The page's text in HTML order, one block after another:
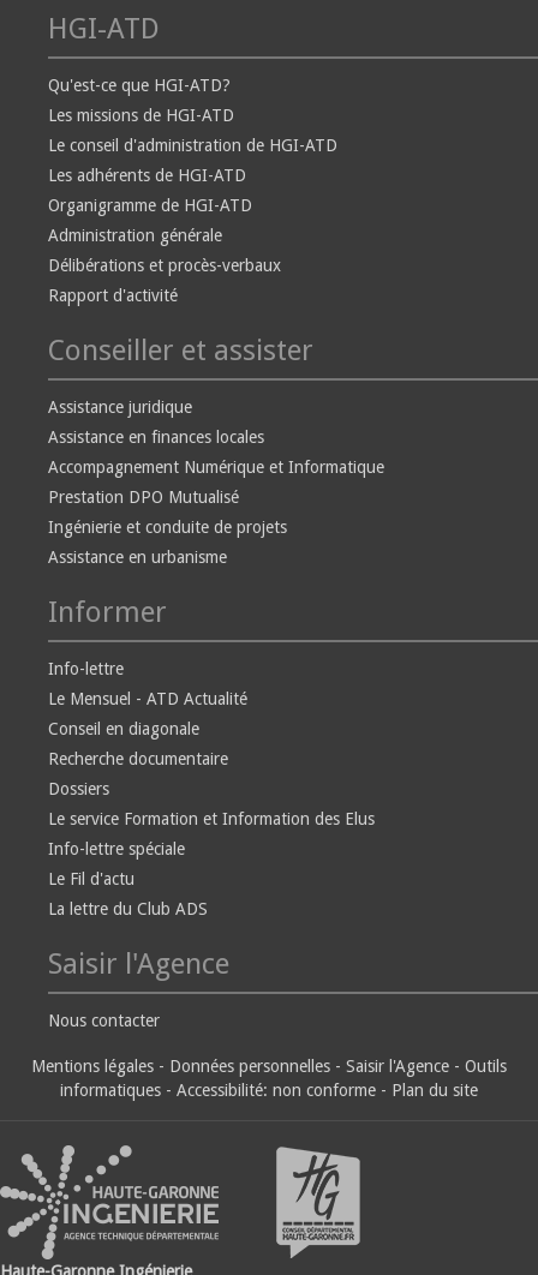
HGI-ATD
Qu'est-ce que HGI-ATD?
Les missions de HGI-ATD
Le conseil d'administration de HGI-ATD
Les adhérents de HGI-ATD
Organigramme de HGI-ATD
Administration générale
Délibérations et procès-verbaux
Rapport d'activité
Conseiller et assister
Assistance juridique
Assistance en finances locales
Accompagnement Numérique et Informatique
Prestation DPO Mutualisé
Ingénierie et conduite de projets
Assistance en urbanisme
Informer
Info-lettre
Le Mensuel - ATD Actualité
Conseil en diagonale
Recherche documentaire
Dossiers
Le service Formation et Information des Elus
Info-lettre spéciale
Le Fil d'actu
La lettre du Club ADS
Saisir l'Agence
Nous contacter
Mentions légales - Données personnelles - Saisir l'Agence - Outils
informatiques - Accessibilité: non conforme - Plan du site